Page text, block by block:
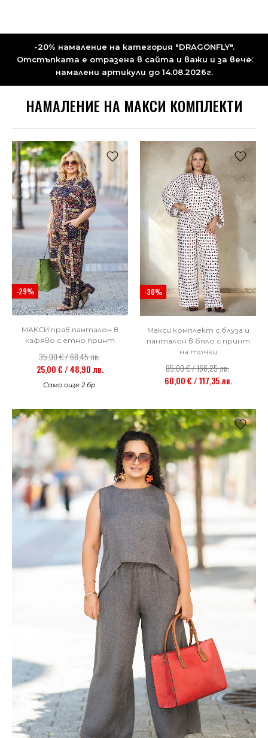
-20% намаление на категория "DRAGONFLY".
Отстъпката е отразена в сайта и важи и за вече
намалени артикули до 14.08.2026г.
НАМАЛЕНИЕ НА МАКСИ КОМПЛЕКТИ
-29%
МАКСИ прав панталон в
кафяво с етно принт
35,00 € / 68,45 лв.
25,00 € / 48,90 лв.
Само още 2 бр.
-30%
Макси комплект с блуза и
панталон в бяло с принт
на точки
85,00 € / 166,25 лв.
60,00 € / 117,35 лв.
НОВО